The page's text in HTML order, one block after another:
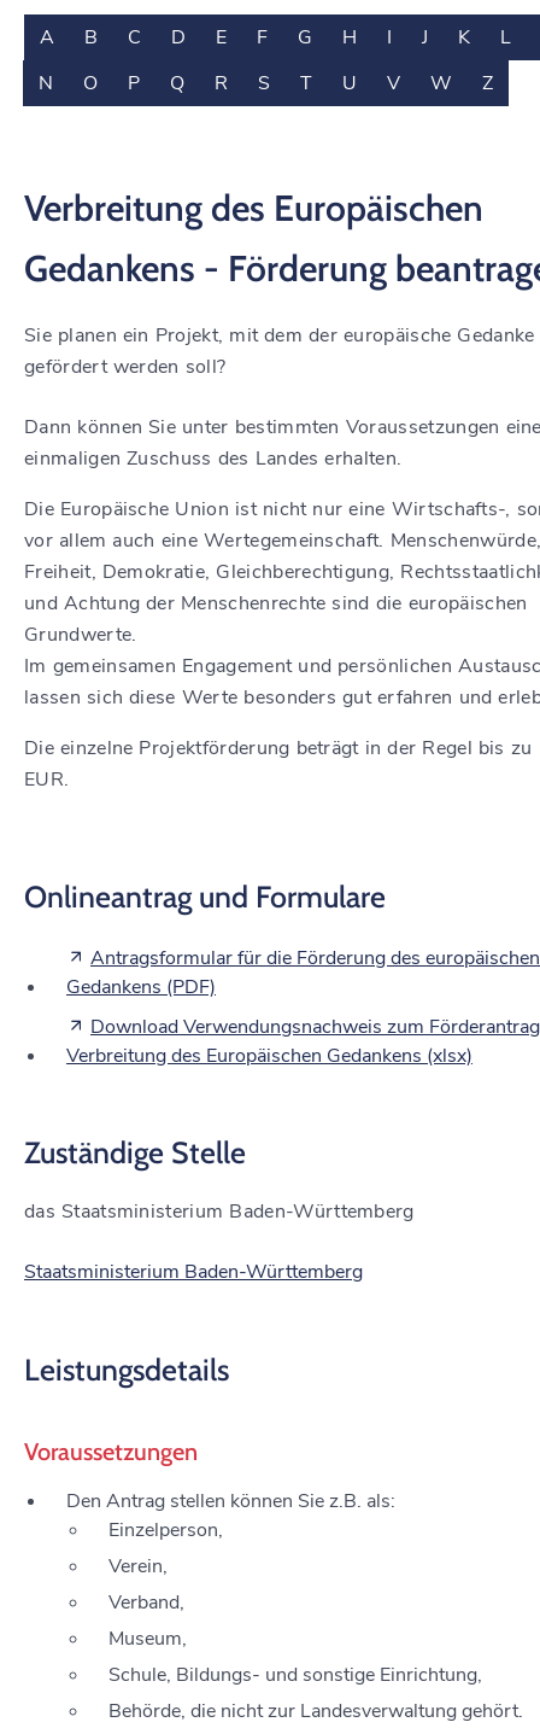
A B C D E F G H I J K
L
N
O P Q R S T U V W Z
Verbreitung des Europäischen
Gedankens - Förderung
Sie planen ein Projekt, mit dem der europäische Gedanke
gefördert werden soll?
Dann können Sie unter bestimmten Voraussetzungen
einmaligen Zuschuss des Landes erhalten.
Die Europäische Union ist nicht nur eine Wirtschafts-,
vor allem auch eine Wertegemeinschaft.
Freiheit, Demokratie, Gleichberechtigung,
und Achtung der Menschenrechte sind die europäischen
Grundwerte.
Im gemeinsamen Engagement und persönlichen
lassen sich diese Werte besonders gut erfahren und
Die einzelne Projektförderung beträgt in der Regel bis
EUR.
Onlineantrag und Formulare
Antragsformular für die Förderung des europäischen
Gedankens (PDF)
Download Verwendungsnachweis zum Förderantrag
Verbreitung des Europäischen Gedankens (xlsx)
Zuständige Stelle
das Staatsministerium Baden-Württemberg
Staatsministerium Baden-Württemberg
Leistungsdetails
Voraussetzungen
Den Antrag stellen können Sie z.B. als:
Einzelperson,
Verein,
Verband,
Museum,
Schule, Bildungs- und sonstige Einrichtung,
Behörde, die nicht zur Landesverwaltung gehört.